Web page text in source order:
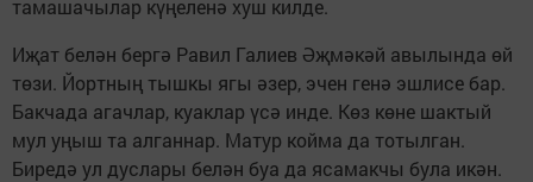
тамашачылар күңеленә хуш килде.
Иҗат белән бергә Равил Галиев Әҗмәкәй авылында өй
төзи. Йортның тышкы ягы әзер, эчен генә эшлисе бар.
Бакчада агачлар, куаклар үсә инде. Көз көне шактый
мул уңыш та алганнар. Матур койма да тотылган.
Биредә ул дуслары белән буа да ясамакчы була икән.